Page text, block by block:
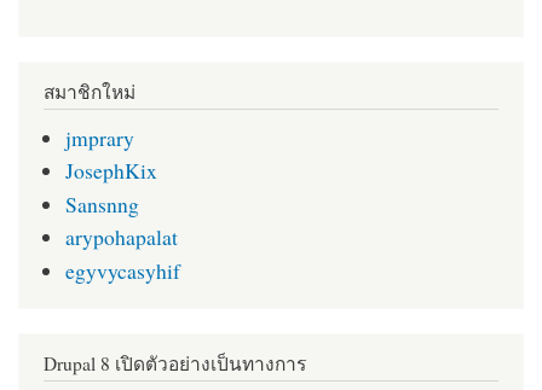
สมาชิกใหม่
jmprary
JosephKix
Sansnng
arypohapalat
egyvycasyhif
Drupal 8 เปิดตัวอย่างเป็นทางการ